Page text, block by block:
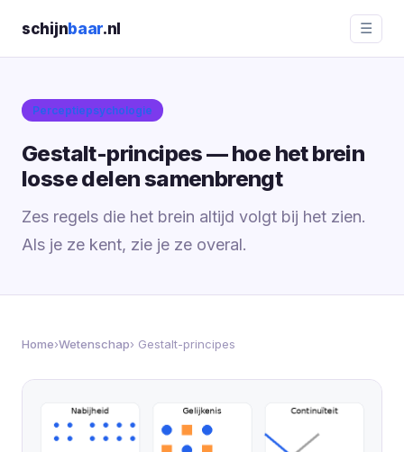
schijnbaar.nl ☰
Perceptiepsychologie
Gestalt-principes — hoe het brein
losse delen samenbrengt
Zes regels die het brein altijd volgt bij het zien.
Als je ze kent, zie je ze overal.
Home›Wetenschap› Gestalt-principes